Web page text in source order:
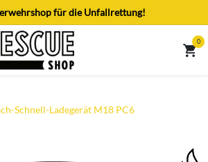
für die Unfallrettung!
0
Schnell-Ladegerät M18 PC6